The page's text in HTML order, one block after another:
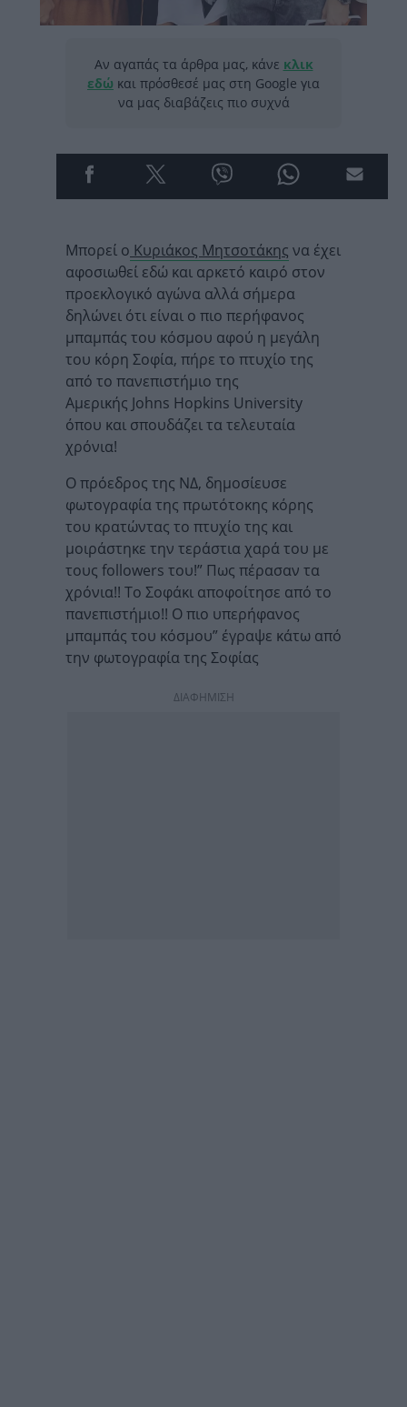
Αν αγαπάς τα άρθρα μας, κάνε κλικ
εδώ και πρόσθεσέ μας στη Google για
να μας διαβάζεις πιο συχνά
Μπορεί ο Κυριάκος Μητσοτάκης να έχει
αφοσιωθεί εδώ και αρκετό καιρό στον
προεκλογικό αγώνα αλλά σήμερα
δηλώνει ότι είναι ο πιο περήφανος
μπαμπάς του κόσμου αφού η μεγάλη
του κόρη Σοφία, πήρε το πτυχίο της
από το πανεπιστήμιο της
Αμερικής Johns Hopkins University
όπου και σπουδάζει τα τελευταία
χρόνια!
Ο πρόεδρος της ΝΔ, δημοσίευσε
φωτογραφία της πρωτότοκης κόρης
του κρατώντας το πτυχίο της και
μοιράστηκε την τεράστια χαρά του με
τους followers του!” Πως πέρασαν τα
χρόνια!! Το Σοφάκι αποφοίτησε από το
πανεπιστήμιο!! Ο πιο υπερήφανος
μπαμπάς του κόσμου” έγραψε κάτω από
την φωτογραφία της Σοφίας
ΔΙΑΦΗΜΙΣΗ